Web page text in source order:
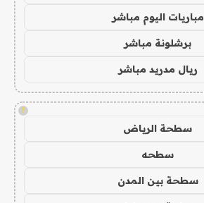
مباريات اليوم مباشر
برشلونة مباشر
ريال مدريد مباشر
!
سطحة الرياض
سطحه
سطحة بين المدن